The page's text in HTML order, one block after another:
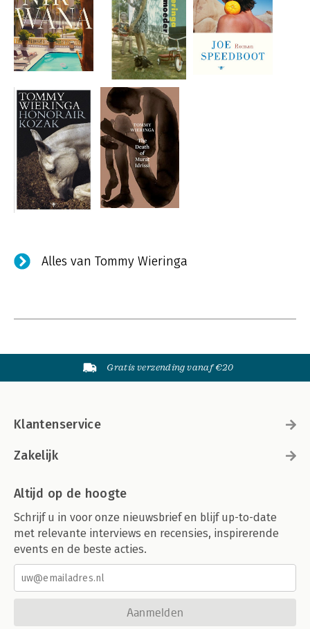
Alles van Tommy Wieringa
Gratis verzending vanaf €20
Klantenservice
Zakelijk
Altijd op de hoogte
Schrijf u in voor onze nieuwsbrief en blijf up-to-date
met relevante interviews en recensies, inspirerende
events en de beste acties.
Aanmelden